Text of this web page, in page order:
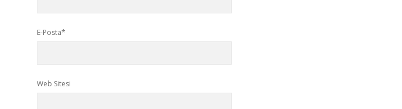
E-Posta*
Web Sitesi